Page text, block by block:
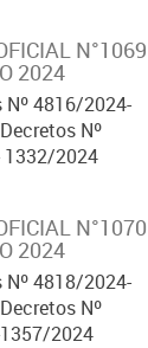
N°1069
2024
Nº 4816/2024-
Nº
1332/2024
N°1070
2024
Nº 4818/2024-
Nº
2024